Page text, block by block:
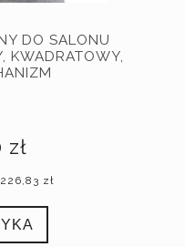
DO SALONU
KWADRATOWY,
zł
226,83 zł